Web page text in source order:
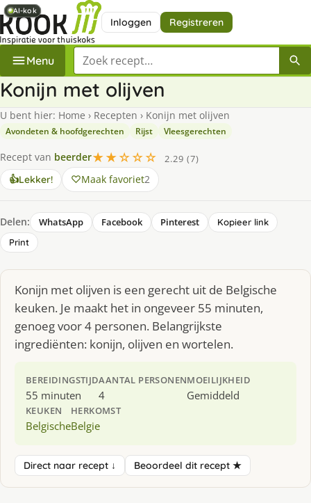
Inloggen Registreren
Menu Zoek een recept
Konijn met olijven
U bent hier: Home › Recepten › Konijn met olijven
Avondeten & hoofdgerechten Rijst Vleesgerechten
Recept van beerder★★☆☆☆
2.29 (7)
👍Lekker! Maak favoriet2
Delen: WhatsApp Facebook Pinterest
Kopieer link
Print
Konijn met olijven is een gerecht uit de Belgische
keuken. Je maakt het in ongeveer 55 minuten,
genoeg voor 4 personen. Belangrijkste
ingrediënten: konijn, olijven en wortelen.
BEREIDINGSTIJD
55 minuten
AANTAL PERSONEN
4
MOEILIJKHEID
Gemiddeld
KEUKEN
Belgische
HERKOMST
Belgie
Direct naar recept ↓ Beoordeel dit recept ★
AI-kok
AI-kok
AI-kok